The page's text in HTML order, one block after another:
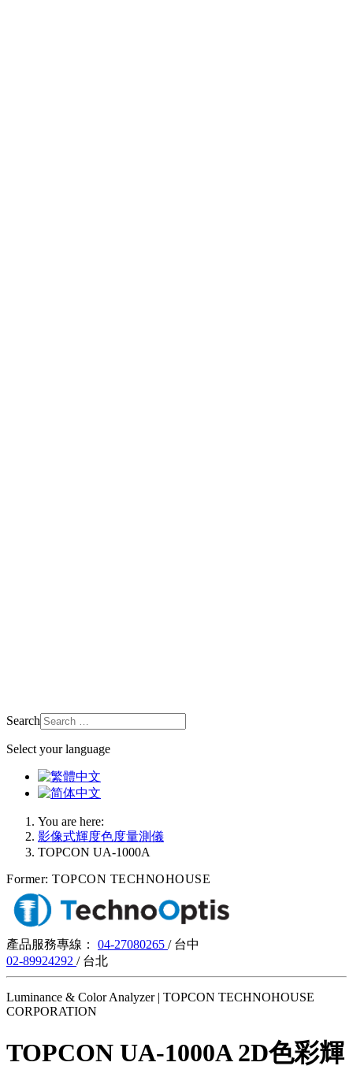
Search
Select your language
You are here:
影像式輝度色度量測儀
TOPCON UA-1000A
Former: TOPCON TECHNOHOUSE
產品服務專線： 04-27080265 / 台中
02-89924292 / 台北
Luminance & Color Analyzer | TOPCON TECHNOHOUSE
CORPORATION
TOPCON UA-1000A 2D色彩輝